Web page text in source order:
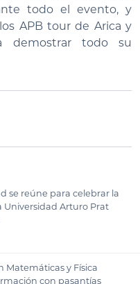
todo el evento, y
APB tour de Arica y
demostrar todo su
se reúne para celebrar la
Universidad Arturo Prat
Matemáticas y Física
con pasantías